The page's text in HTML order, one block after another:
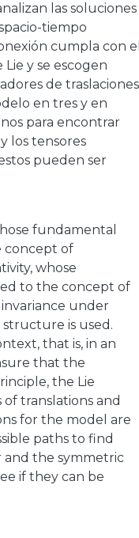
las soluciones
tiempo
cumpla con el
y se escogen
de traslaciones
en tres y en
para encontrar
los tensores
pueden ser
fundamental
concept of
whose
to the concept of
invariance under
structure is used.
that is, in an
that the
the Lie
translations and
for the model are
paths to find
and the symmetric
if they can be